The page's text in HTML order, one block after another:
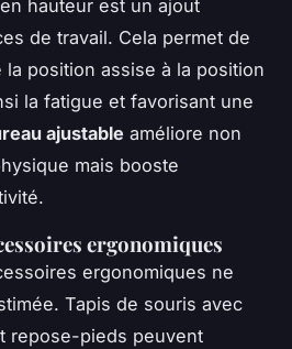
hauteur est un ajout
de travail. Cela permet de
position assise à la position
la fatigue et favorisant une
ajustable améliore non
mais booste
ergonomiques
ergonomiques ne
Tapis de souris avec
repose-pieds peuvent